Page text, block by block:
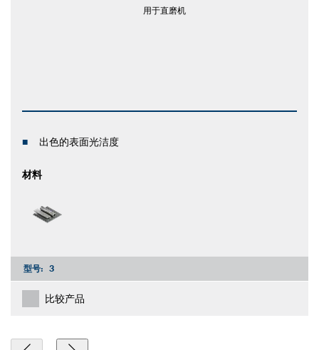
用于直磨机
出色的表面光洁度
材料
型号: 3
比较产品